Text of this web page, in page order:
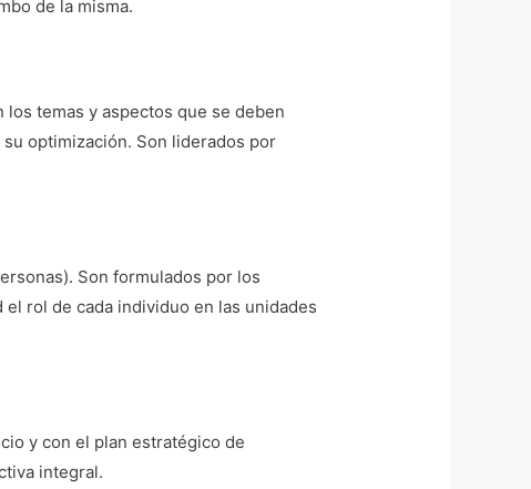
de la misma.
temas y aspectos que se deben
optimización. Son liderados por
Son formulados por los
rol de cada individuo en las unidades
y con el plan estratégico de
integral.